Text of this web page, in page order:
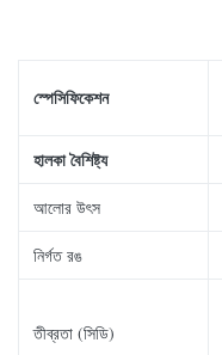
স্পেসিফিকেশন
হালকা বৈশিষ্ট্য
আলোর উৎস
নির্গত রঙ
তীব্রতা (সিডি)